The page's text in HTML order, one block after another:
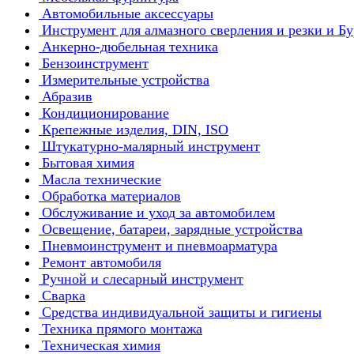
Автомобильные аксессуары
Инструмент для алмазного сверления и резки и
Анкерно-дюбельная техника
Бензоинструмент
Измерительные устройства
Абразив
Кондиционирование
Крепежные изделия, DIN, ISO
Штукатурно-малярный инструмент
Бытовая химия
Масла технические
Обработка материалов
Обслуживание и уход за автомобилем
Освещение, батареи, зарядные устройства
Пневмоинструмент и пневмоарматура
Ремонт автомобиля
Ручной и слесарный инструмент
Сварка
Средства индивидуальной защиты и гигиены
Техника прямого монтажа
Техническая химия